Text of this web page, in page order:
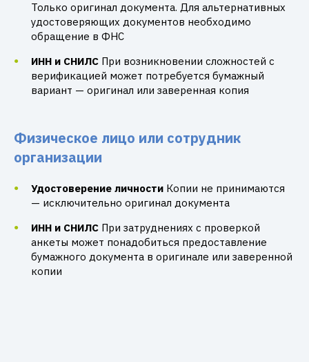
Только оригинал документа. Для альтернативных
удостоверяющих документов необходимо
обращение в ФНС
ИНН и СНИЛС При возникновении сложностей с
верификацией может потребуется бумажный
вариант — оригинал или заверенная копия
Физическое лицо или сотрудник
организации
Удостоверение личности Копии не принимаются
— исключительно оригинал документа
ИНН и СНИЛС При затруднениях с проверкой
анкеты может понадобиться предоставление
бумажного документа в оригинале или заверенной
копии